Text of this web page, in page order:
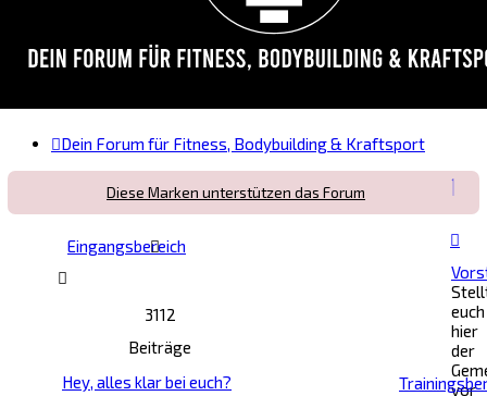
Dein Forum für Fitness, Bodybuilding & Kraftsport
Diese Marken unterstützen das Forum
Eingangsbereich
euch
hier
der
vor
3112
Beiträge
Hey, alles klar bei euch?